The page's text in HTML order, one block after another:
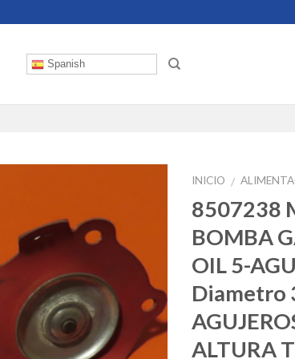
Spanish
INICIO /
8507238
BOMBA
OIL 5-
Diametro
ALTURA